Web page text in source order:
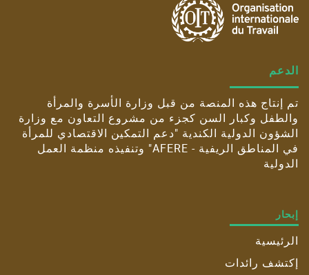
الدعم
تم إنتاج هذه المنصة من قبل وزارة الأسرة والمرأة
والطفل وكبار السن كجزء من مشروع التعاون مع وزارة
الشؤون الدولية الكندية "دعم التمكين الاقتصادي للمرأة
في المناطق الريفية - AFERE" وتنفيذه منظمة العمل
الدولية
إبحار
الرئيسية
إكتشف رائدات